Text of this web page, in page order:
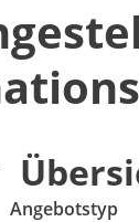
Angebotstyp